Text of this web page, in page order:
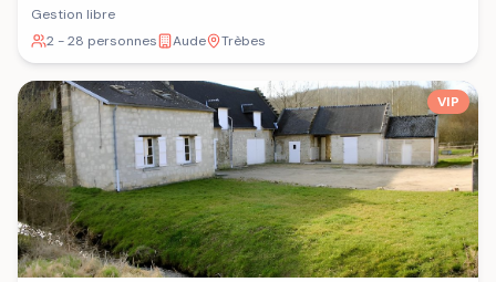
Gestion libre
2 - 28 personnes
Aude Trèbes
VIP